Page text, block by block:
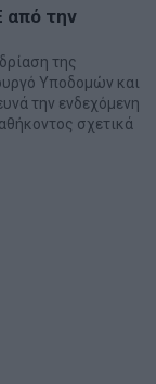
από την
της
Υποδομών και
την ενδεχόμενη
σχετικά